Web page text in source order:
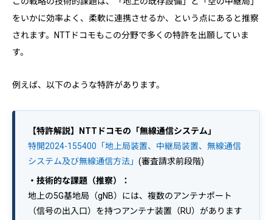
をいかに効率よく、柔軟に連携させるか、という点にあると推察
されます。NTTドコモもこの分野で多くの特許を出願していま
す。
例えば、以下のような特許があります。
【特許解説】NTTドコモの「無線通信システム」
特開2024-155400「地上局装置、中継局装置、無線通信
システム及び無線通信方法」 (審査請求前段階)
・技術的な課題（推察）：
地上の5G基地局（gNB）には、複数のアンテナポート
（信号の出入口）を持つアンテナ装置（RU）があります